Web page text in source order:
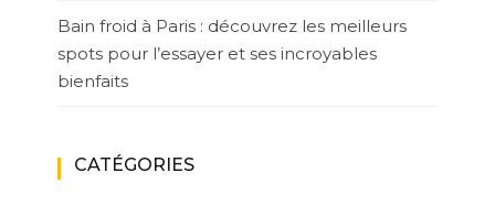
Bain froid à Paris : découvrez les meilleurs
spots pour l’essayer et ses incroyables
bienfaits
CATÉGORIES